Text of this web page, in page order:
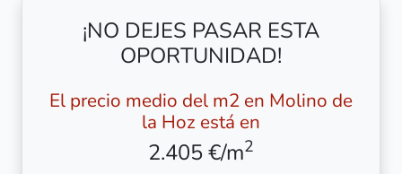
¡NO DEJES PASAR ESTA
OPORTUNIDAD!
El precio medio del m2 en Molino de
la Hoz está en
2.405 €/m2